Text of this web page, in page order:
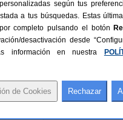
desde
Rural
(Granada)
según tus
a tus búsquedas. Estas
completo pulsando el botón
desactivación desde
información en nuestra